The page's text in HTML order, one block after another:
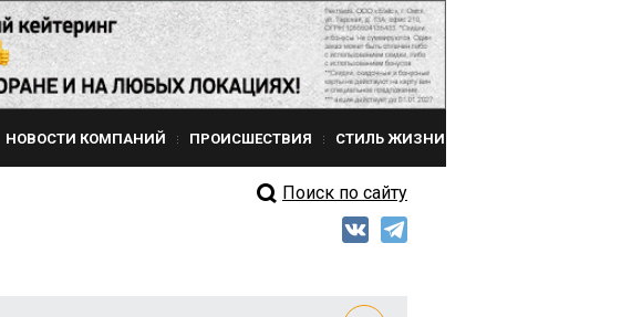
НОВОСТИ КОМПАНИЙ ПРОИСШЕСТВИЯ СТИЛЬ ЖИЗНИ
Поиск по сайту